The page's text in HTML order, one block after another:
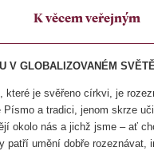
K věcem veřejným
V GLOBALIZOVANÉM
které je svěřeno církvi, je
Písmo a tradici, jenom skrze
okolo nás a jichž jsme – ať
patří umění dobře rozeznávat,